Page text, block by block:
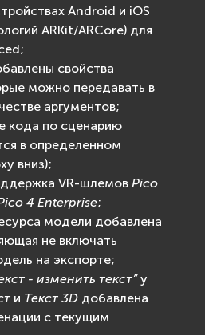
Android и iOS
ARKit/ARCore) для
свойства
можно передавать в
аргументов;
кода по сценарию
в определенном
вниз);
VR-шлемов Pico
4 Enterprise;
модели добавлена
не включать
на экспорте;
- изменить текст”у
и Текст 3D добавлена
с текущим